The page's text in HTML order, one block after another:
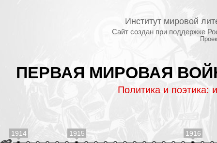
Институт мировой
Сайт создан при поддержке
ПЕРВАЯ МИРОВАЯ
Политика и поэтика:
1914 1915 1916